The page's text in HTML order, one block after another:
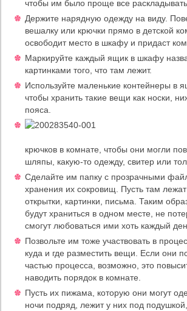
чтобы им было проще все
Держите нарядную одежду на виду.
вешалку или крючки прямо в детской
освободит место в шкафу и придаст
Маркируйте каждый ящик в шкафу
картинками того, что там лежит.
Используйте маленькие контейнеры в
чтобы хранить такие вещи как носки,
пояса.
крючков в комнате, чтобы они могли
шляпы, какую-то одежду, свитер или
Сделайте им папку с прозрачными
хранения их сокровищ. Пусть там
открытки, картинки, письма. Таким
будут храниться в одном месте, не
смогут любоваться ими хоть каждый
Позвольте им тоже участвовать в
куда и где разместить вещи. Если они
частью процесса, возможно, это
наводить порядок в комнате.
Пусть их пижама, которую они могут
ночи подряд, лежит у них под